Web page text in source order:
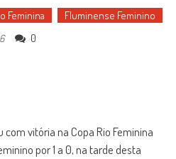
Feminina Fluminense Feminino
0
vitória na Copa Rio Feminina
por 1 a 0, na tarde desta